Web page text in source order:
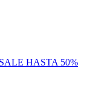
SALE HASTA 50%